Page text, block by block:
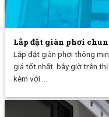
Lắp đặt giàn phơi
Lắp đặt giàn phơi thông
giá tốt nhất. bây giờ trên
kèm với ...